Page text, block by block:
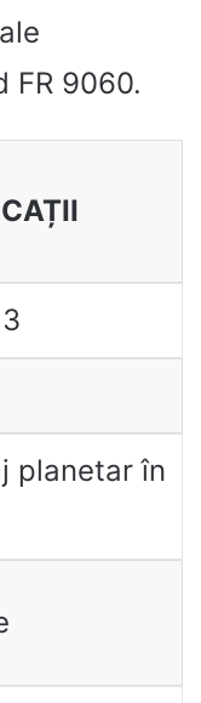
FR 9060.
planetar în